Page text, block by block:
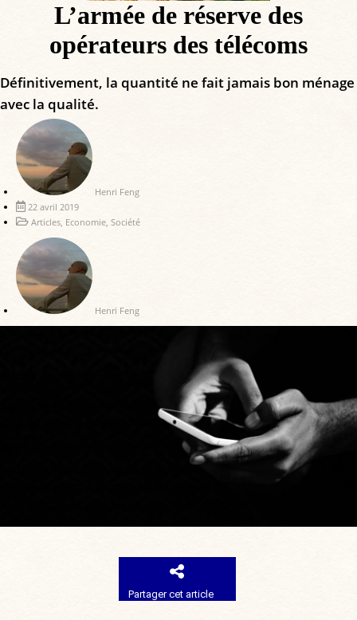
L’armée de réserve des
opérateurs des télécoms
Définitivement, la quantité ne fait jamais bon ménage
avec la qualité.
Henri Feng
22 avril 2019
Articles, Economie, Société
Henri Feng
Partager cet article